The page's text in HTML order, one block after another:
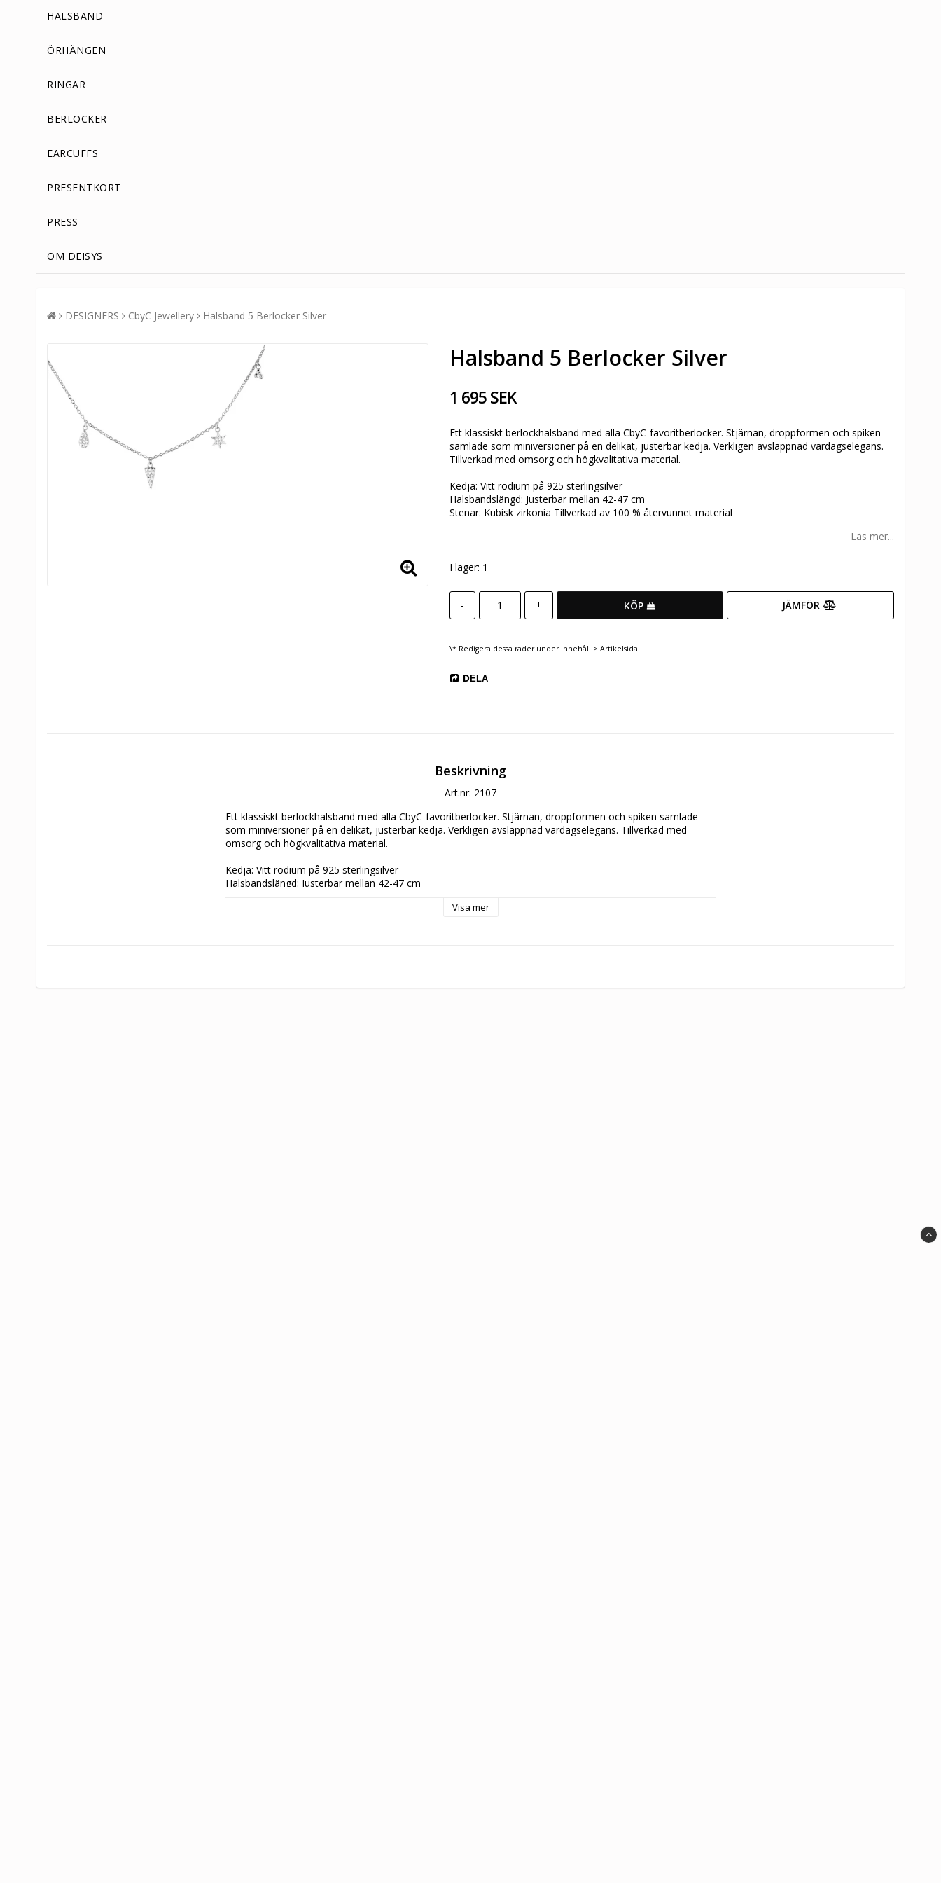
HALSBAND
ÖRHÄNGEN
RINGAR
BERLOCKER
EARCUFFS
PRESENTKORT
PRESS
OM DEISYS
DESIGNERS CbyC Jewellery Halsband 5 Berlocker Silver
Halsband 5 Berlocker Silver
1 695 SEK
Ett klassiskt berlockhalsband med alla CbyC-favoritberlocker. Stjärnan, droppformen och spiken
samlade som miniversioner på en delikat, justerbar kedja. Verkligen avslappnad vardagselegans.
Tillverkad med omsorg och högkvalitativa material.
Kedja: Vitt rodium på 925 sterlingsilver
Halsbandslängd: Justerbar mellan 42-47 cm
Stenar: Kubisk zirkonia Tillverkad av 100 % återvunnet material
Läs mer...
I lager: 1
- + KÖP JÄMFÖR
\* Redigera dessa rader under Innehåll > Artikelsida
DELA
Beskrivning
Art.nr: 2107
Ett klassiskt berlockhalsband med alla CbyC-favoritberlocker. Stjärnan, droppformen och spiken samlade
som miniversioner på en delikat, justerbar kedja. Verkligen avslappnad vardagselegans. Tillverkad med
omsorg och högkvalitativa material.
Kedja: Vitt rodium på 925 sterlingsilver
Halsbandslängd: Justerbar mellan 42-47 cm
Visa mer